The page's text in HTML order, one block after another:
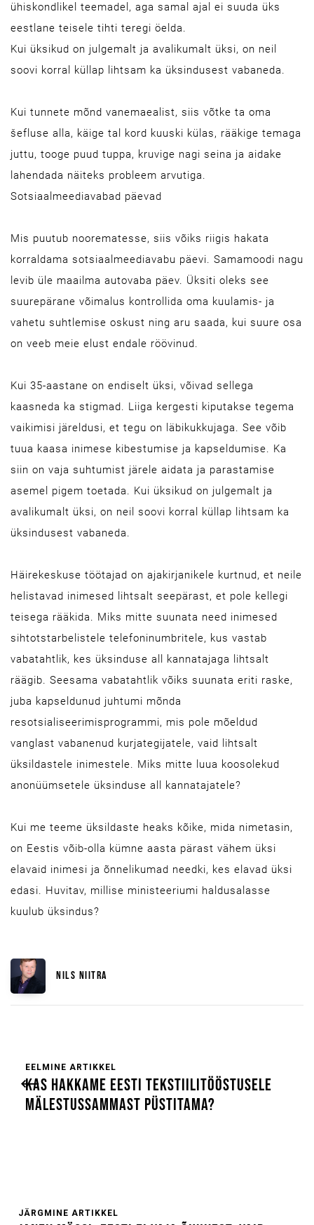
ühiskondlikel teemadel, aga samal ajal ei suuda üks
eestlane teisele tihti teregi öelda.
Kui üksikud on julgemalt ja avalikumalt üksi, on neil
soovi korral küllap lihtsam ka üksindusest vabaneda.
Kui tunnete mõnd vanemaealist, siis võtke ta oma
šefluse alla, käige tal kord kuuski külas, rääkige temaga
juttu, tooge puud tuppa, kruvige nagi seina ja aidake
lahendada näiteks probleem arvutiga.
Sotsiaalmeediavabad päevad
Mis puutub noorematesse, siis võiks riigis hakata
korraldama sotsiaalmeediavabu päevi. Samamoodi nagu
levib üle maailma autovaba päev. Üksiti oleks see
suurepärane võimalus kontrollida oma kuulamis- ja
vahetu suhtlemise oskust ning aru saada, kui suure osa
on veeb meie elust endale röövinud.
Kui 35-aastane on endiselt üksi, võivad sellega
kaasneda ka stigmad. Liiga kergesti kiputakse tegema
vaikimisi järeldusi, et tegu on läbikukkujaga. See võib
tuua kaasa inimese kibestumise ja kapseldumise. Ka
siin on vaja suhtumist järele aidata ja parastamise
asemel pigem toetada. Kui üksikud on julgemalt ja
avalikumalt üksi, on neil soovi korral küllap lihtsam ka
üksindusest vabaneda.
Häirekeskuse töötajad on ajakirjanikele kurtnud, et neile
helistavad inimesed lihtsalt seepärast, et pole kellegi
teisega rääkida. Miks mitte suunata need inimesed
sihtotstarbelistele telefoninumbritele, kus vastab
vabatahtlik, kes üksinduse all kannatajaga lihtsalt
räägib. Seesama vabatahtlik võiks suunata eriti raske,
juba kapseldunud juhtumi mõnda
resotsialiseerimisprogrammi, mis pole mõeldud
vanglast vabanenud kurjategijatele, vaid lihtsalt
üksildastele inimestele. Miks mitte luua koosolekud
anonüümsetele üksinduse all kannatajatele?
Kui me teeme üksildaste heaks kõike, mida nimetasin,
on Eestis võib-olla kümne aasta pärast vähem üksi
elavaid inimesi ja õnnelikumad needki, kes elavad üksi
edasi. Huvitav, millise ministeeriumi haldusalasse
kuulub üksindus?
NILS NIITRA
EELMINE ARTIKKEL
KAS HAKKAME EESTI TEKSTIILITÖÖSTUSELE
MÄLESTUSSAMMAST PÜSTITAMA?
JÄRGMINE ARTIKKEL